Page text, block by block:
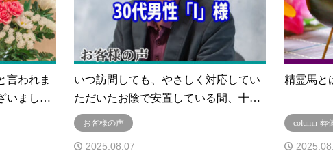
言われま
いまし…
いつ訪問しても、やさしく対応してい
ただいたお陰で安置している間、十…
お客様の声
2025.08.07
精霊馬と
column-葬